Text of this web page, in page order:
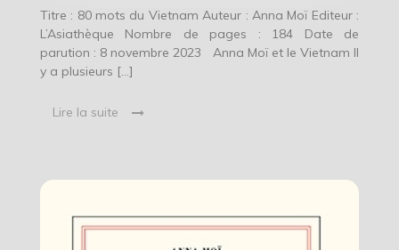
Titre : 80 mots du Vietnam Auteur : Anna Moï Editeur :
L’Asiathèque Nombre de pages : 184 Date de
parution : 8 novembre 2023 Anna Moï et le Vietnam Il
y a plusieurs […]
Lire la suite